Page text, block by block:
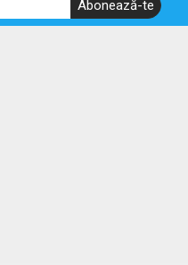
Abonează-te